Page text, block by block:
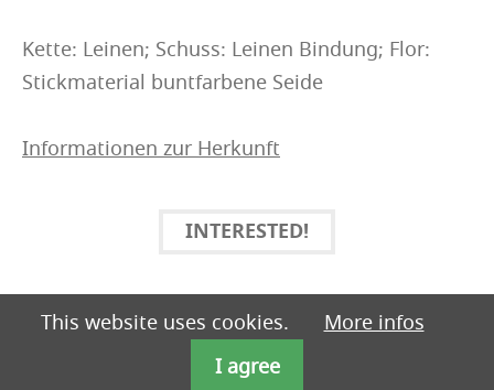
Kette: Leinen; Schuss: Leinen Bindung; Flor:
Stickmaterial buntfarbene Seide
Informationen zur Herkunft
INTERESTED!
Data privacy
This website uses cookies.
More infos
I agree